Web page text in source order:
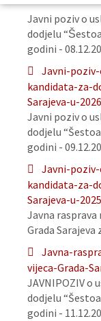
Javni poziv o
dodjelu
godini -
Javni-
kandidata-za-
Sarajeva-u-
Javni poziv o
dodjelu
godini -
Javni-
kandidata-za-
Sarajeva-u-
Javna rasprava
Grada Sarajeva
Javna-
vijeca-Grada-
JAVNIPOZIV o
dodjelu
godini -